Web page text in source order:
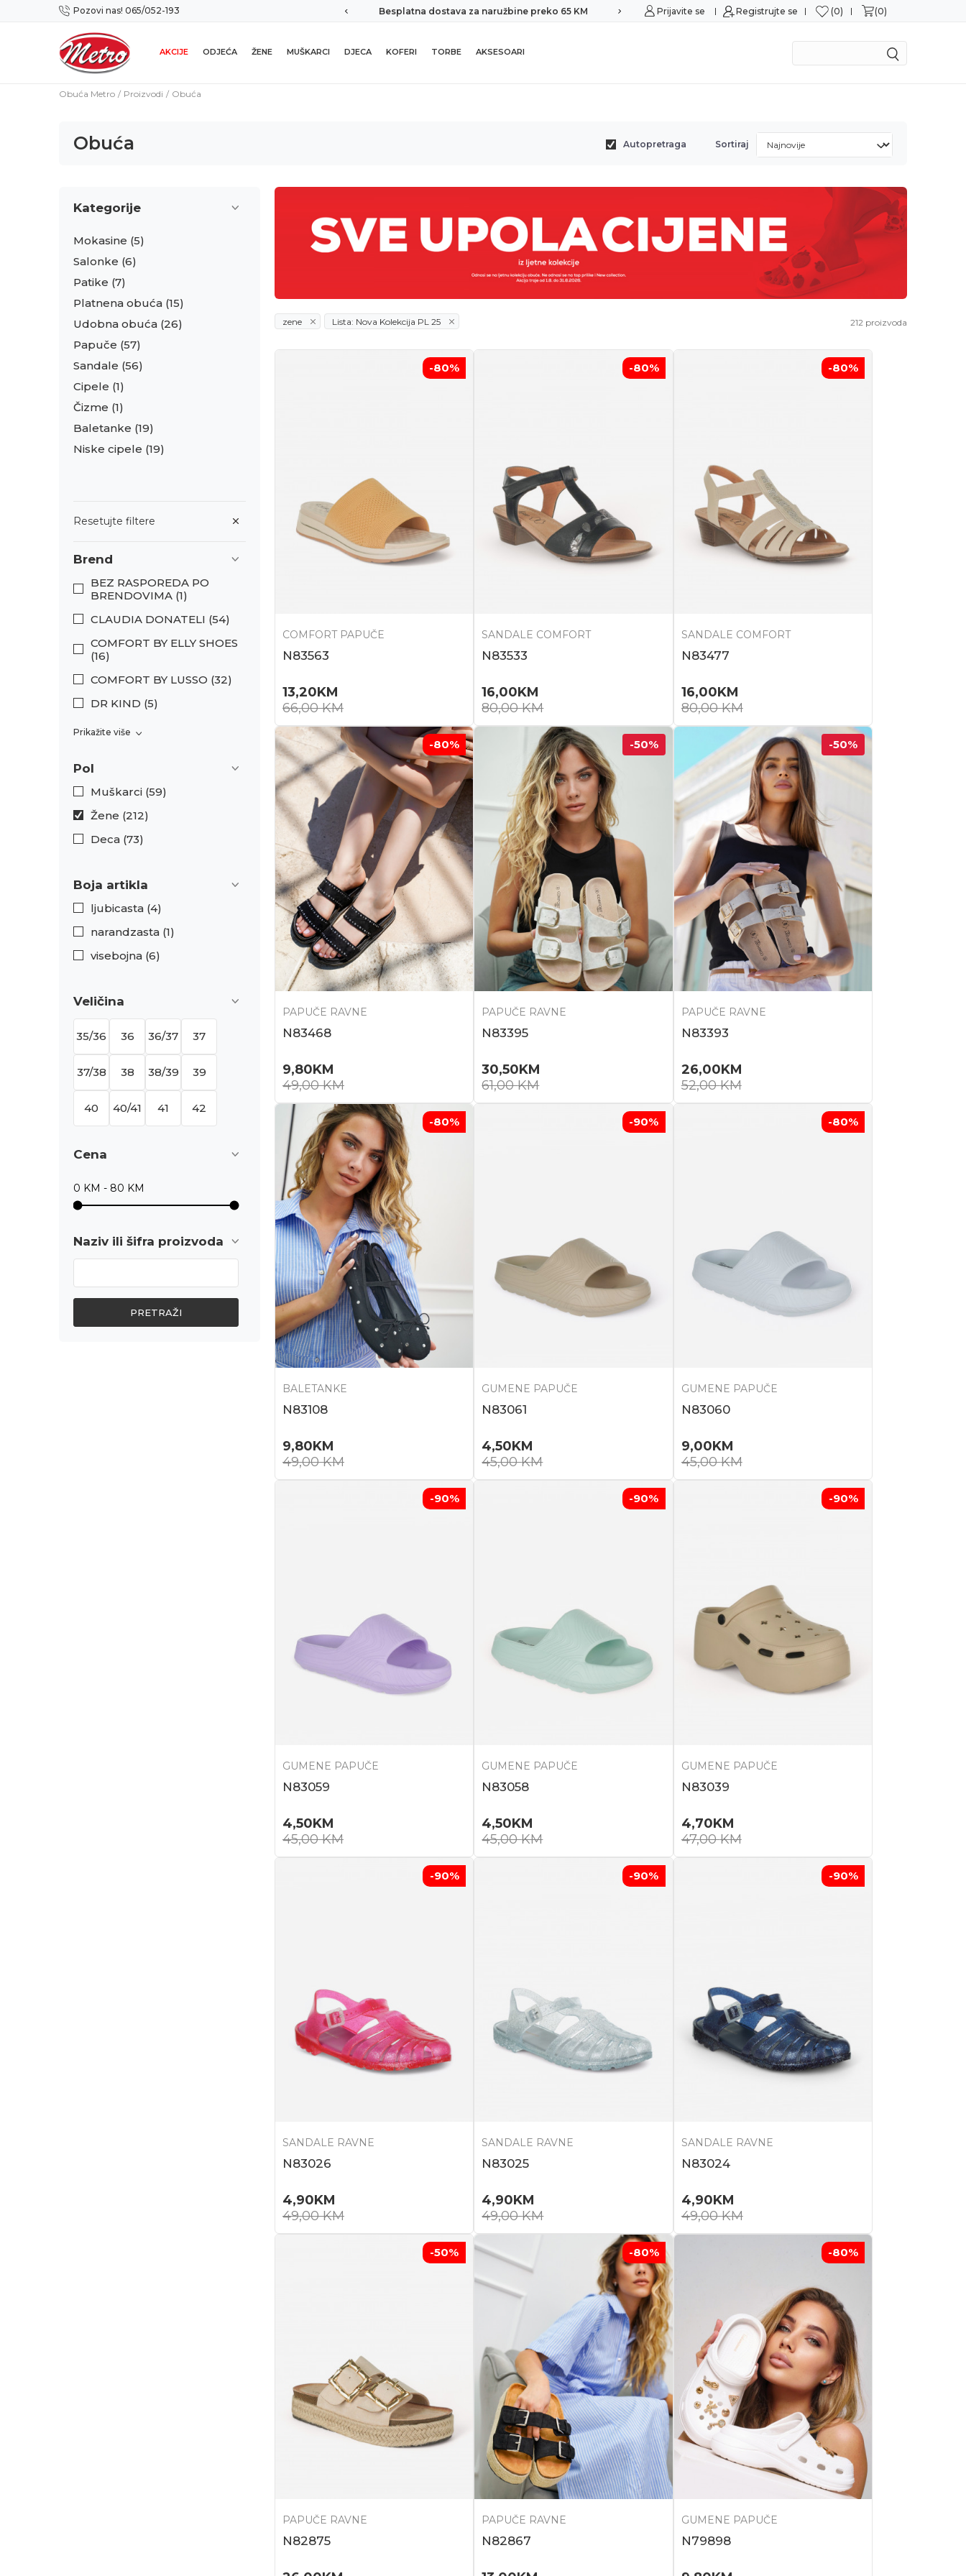
Pozovi nas! 065/052-193
Preuzmi NOVU Metro mobilnu aplikaciju! Besplatna dostava za naružbine preko 65 KM Sigurna kupovina
Prijavite se Registrujte se 0 0
AKCIJE ODJEĆA ŽENE MUŠKARCI DJECA KOFERI TORBE AKSESOARI
Obuća Metro Proizvodi Obuća
Obuća Autopretraga Sortiraj
Kategorije
Mokasine (5)
Salonke (6)
Patike (7)
Platnena obuća (15)
Udobna obuća (26)
Papuče (57)
Sandale (56)
Cipele (1)
Čizme (1)
Baletanke (19)
Niske cipele (19)
Resetujte filtere
Brend
BEZ RASPOREDA PO
BRENDOVIMA (1)
CLAUDIA DONATELI (54)
COMFORT BY ELLY SHOES
(16)
COMFORT BY LUSSO (32)
DR KIND (5)
Prikažite više
Pol
Muškarci (59)
Žene (212)
Deca (73)
Boja artikla
ljubicasta (4)
narandzasta (1)
visebojna (6)
Veličina
35/36 36 36/37 37
37/38 38 38/39 39
40 40/41 41 42
Cena
Naziv ili šifra proizvoda
PRETRAŽI
zene Lista: Nova Kolekcija PL 25 212 proizvoda
-80%
COMFORT PAPUČE
N83563
13,20KM
66,00KM
-80%
SANDALE COMFORT
N83533
16,00KM
80,00KM
-80%
SANDALE COMFORT
N83477
16,00KM
80,00KM
-80%
PAPUČE RAVNE
N83468
9,80KM
49,00KM
-50%
PAPUČE RAVNE
N83395
30,50KM
61,00KM
-50%
PAPUČE RAVNE
N83393
26,00KM
52,00KM
-80%
BALETANKE
N83108
9,80KM
49,00KM
-90%
GUMENE PAPUČE
N83061
4,50KM
45,00KM
-80%
GUMENE PAPUČE
N83060
9,00KM
45,00KM
-90%
GUMENE PAPUČE
N83059
4,50KM
45,00KM
-90%
GUMENE PAPUČE
N83058
4,50KM
45,00KM
-90%
GUMENE PAPUČE
N83039
4,70KM
47,00KM
-90%
SANDALE RAVNE
N83026
4,90KM
49,00KM
-90%
SANDALE RAVNE
N83025
4,90KM
49,00KM
-90%
SANDALE RAVNE
N83024
4,90KM
49,00KM
-50%
PAPUČE RAVNE
N82875
-80%
PAPUČE RAVNE
N82867
-80%
GUMENE PAPUČE
N79898